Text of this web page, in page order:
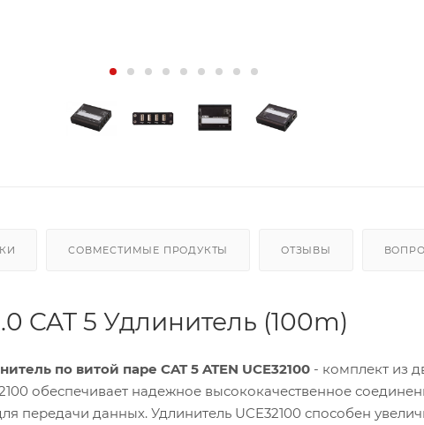
СОВМЕСТИМЫЕ ПРОДУКТЫ ОТЗЫВЫ
CAT 5 Удлинитель (100m)
по витой паре CAT 5 ATEN UCE32100 - комплект из
обеспечивает надежное высококачественное
передачи данных. Удлинитель UCE32100 способен